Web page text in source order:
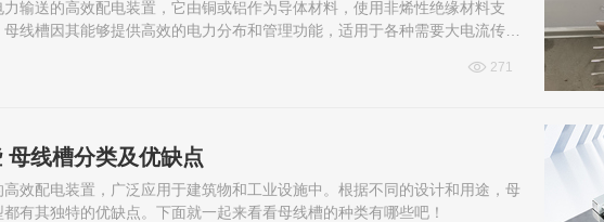
输送的高效配电装置，它由铜或铝作为导体材料，使用非烯性绝缘材料支
线槽因其能够提供高效的电力分布和管理功能，适用于各种需要大电流传输
271
线槽分类及优缺点
效配电装置，广泛应用于建筑物和工业设施中。根据不同的设计和用途，母
有其独特的优缺点。下面就一起来看看母线槽的种类有哪些吧！